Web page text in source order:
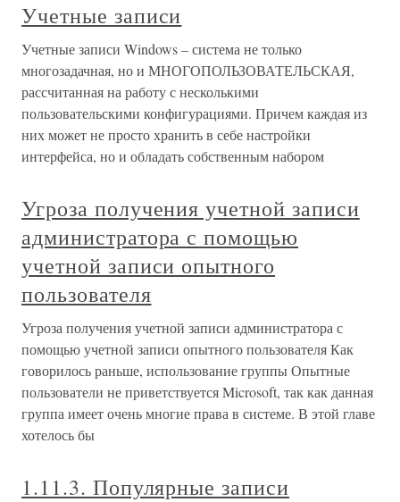
Учетные записи
Учетные записи Windows – система не только
многозадачная, но и МНОГОПОЛЬЗОВАТЕЛЬСКАЯ,
рассчитанная на работу с несколькими
пользовательскими конфигурациями. Причем каждая из
них может не просто хранить в себе настройки
интерфейса, но и обладать собственным набором
Угроза получения учетной записи
администратора с помощью
учетной записи опытного
пользователя
Угроза получения учетной записи администратора с
помощью учетной записи опытного пользователя Как
говорилось раньше, использование группы Опытные
пользователи не приветствуется Microsoft, так как данная
группа имеет очень многие права в системе. В этой главе
хотелось бы
1.11.3. Популярные записи